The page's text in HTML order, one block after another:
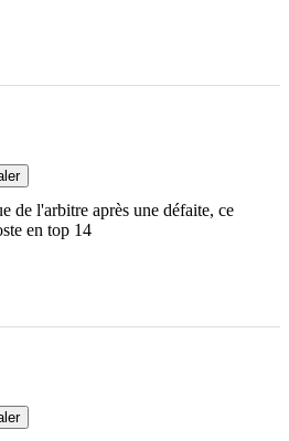
de l'arbitre après une défaite, ce
en top 14